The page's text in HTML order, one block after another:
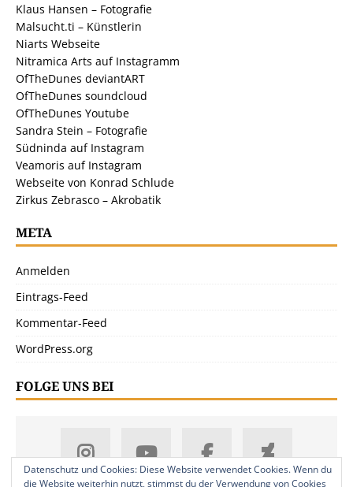
Klaus Hansen – Fotografie
Malsucht.ti – Künstlerin
Niarts Webseite
Nitramica Arts auf Instagramm
OfTheDunes deviantART
OfTheDunes soundcloud
OfTheDunes Youtube
Sandra Stein – Fotografie
Südninda auf Instagram
Veamoris auf Instagram
Webseite von Konrad Schlude
Zirkus Zebrasco – Akrobatik
META
Anmelden
Eintrags-Feed
Kommentar-Feed
WordPress.org
FOLGE UNS BEI
Datenschutz und Cookies: Diese Website verwendet Cookies. Wenn du
die Website weiterhin nutzt, stimmst du der Verwendung von Cookies